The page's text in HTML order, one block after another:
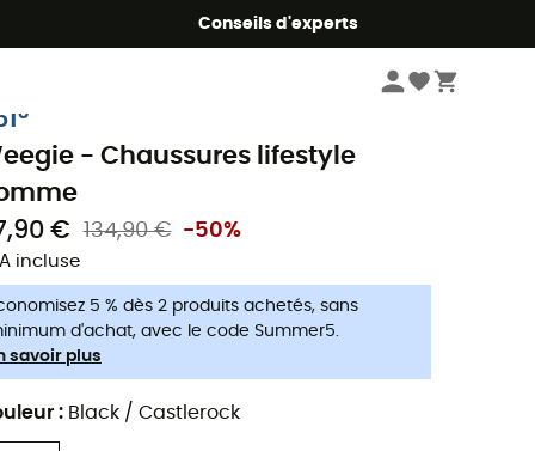
Conseils d'experts
- Chaussures lifestyle
€
134,90 € -50%
incluse
5 % dès 2 produits achetés, sans
d'achat, avec le code Summer5.
savoir plus
: Black / Castlerock